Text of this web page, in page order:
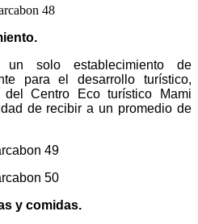
solo establecimiento de
para el desarrollo turístico,
Centro Eco turístico Mami
de recibir a un promedio de
y comidas.